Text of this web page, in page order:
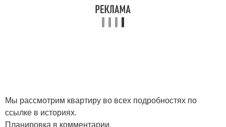
Мы рассмотрим квартиру во всех подробностях по
ссылке в историях.
Планировка в комментарии.